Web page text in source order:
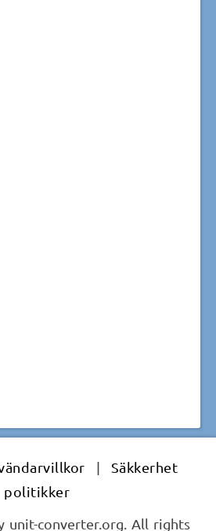
|
Säkkerhet
politikker
unit-converter.org. All rights